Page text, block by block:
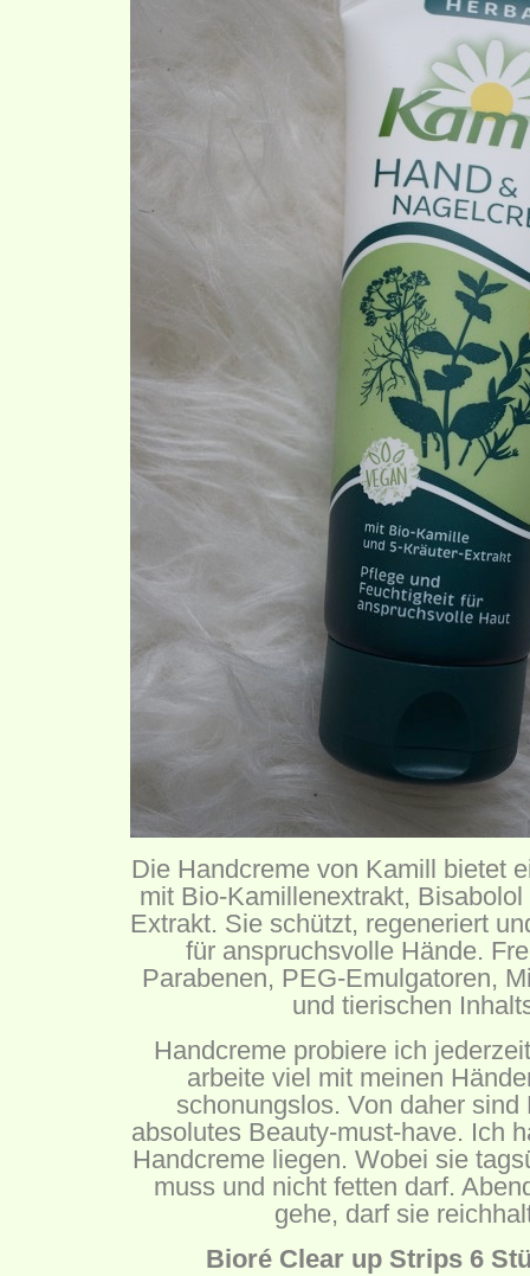
Die Handcreme von Kamill bietet
mit Bio-Kamillenextrakt,
Extrakt. Sie schützt, regeneriert
für anspruchsvolle Hände.
Parabenen, PEG-Emulgatoren,
und tierischen
Handcreme probiere ich
arbeite viel mit meinen
schonungslos. Von daher sind
absolutes Beauty-must-have. Ich
Handcreme liegen. Wobei sie
muss und nicht fetten darf.
gehe, darf sie
Bioré Clear up Strips 6